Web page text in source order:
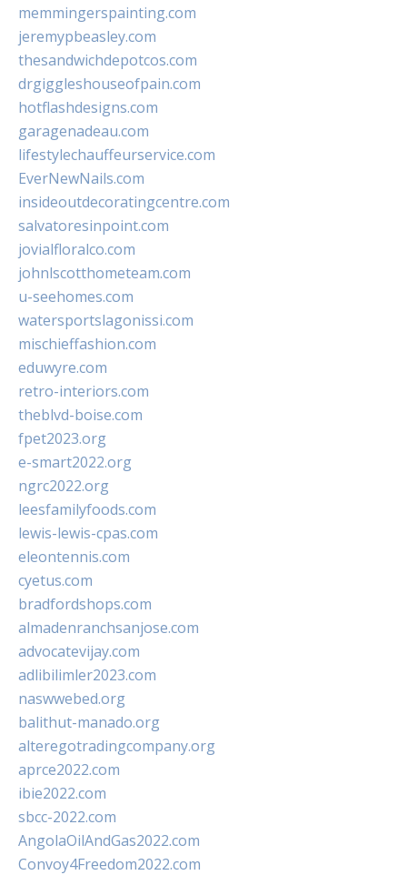
memmingerspainting.com
jeremypbeasley.com
thesandwichdepotcos.com
drgiggleshouseofpain.com
hotflashdesigns.com
garagenadeau.com
lifestylechauffeurservice.com
EverNewNails.com
insideoutdecoratingcentre.com
salvatoresinpoint.com
jovialfloralco.com
johnlscotthometeam.com
u-seehomes.com
watersportslagonissi.com
mischieffashion.com
eduwyre.com
retro-interiors.com
theblvd-boise.com
fpet2023.org
e-smart2022.org
ngrc2022.org
leesfamilyfoods.com
lewis-lewis-cpas.com
eleontennis.com
cyetus.com
bradfordshops.com
almadenranchsanjose.com
advocatevijay.com
adlibilimler2023.com
naswwebed.org
balithut-manado.org
alteregotradingcompany.org
aprce2022.com
ibie2022.com
sbcc-2022.com
AngolaOilAndGas2022.com
Convoy4Freedom2022.com